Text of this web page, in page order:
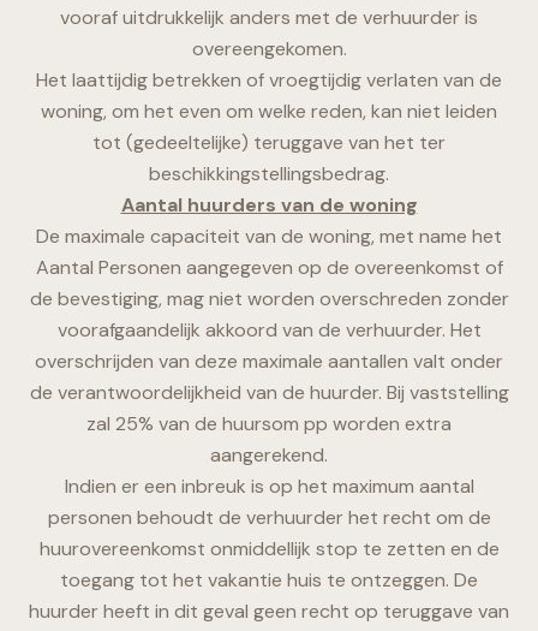
vooraf uitdrukkelijk anders met de verhuurder is
overeengekomen.
Het laattijdig betrekken of vroegtijdig verlaten van de
woning, om het even om welke reden, kan niet leiden
tot (gedeeltelijke) teruggave van het ter
beschikkingstellingsbedrag.
Aantal huurders van de woning
De maximale capaciteit van de woning, met name het
Aantal Personen aangegeven op de overeenkomst of
de bevestiging, mag niet worden overschreden zonder
voorafgaandelijk akkoord van de verhuurder. Het
overschrijden van deze maximale aantallen valt onder
de verantwoordelijkheid van de huurder. Bij vaststelling
zal 25% van de huursom pp worden extra
aangerekend.
Indien er een inbreuk is op het maximum aantal
personen behoudt de verhuurder het recht om de
huurovereenkomst onmiddellijk stop te zetten en de
toegang tot het vakantie huis te ontzeggen. De
huurder heeft in dit geval geen recht op teruggave van